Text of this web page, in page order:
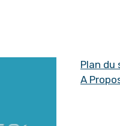
Plan du
A